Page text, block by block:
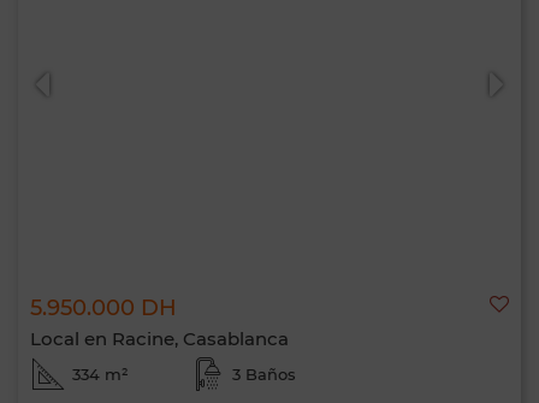
5.950.000 DH
Local en Racine, Casablanca
334 m² 3 Baños